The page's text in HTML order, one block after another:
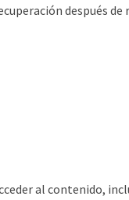
después
al contenido,